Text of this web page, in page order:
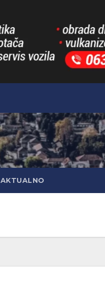
AKTUALNO